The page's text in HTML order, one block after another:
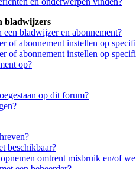
bladwijzers
een bladwijzer en abonnement?
of abonnement instellen op
of abonnement instellen op
op?
op dit forum?
beschikbaar?
omtrent misbruik en/of